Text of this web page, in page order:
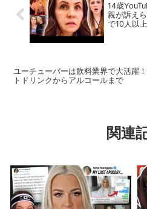
14歳
親が訴え
で10人以
ユーチューバーは飲料業界で大活躍
トドリンクからアルコールまで
関連